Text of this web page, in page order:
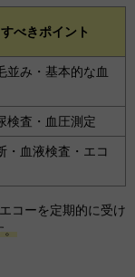
べきポイント
並み・基本的な血
検査・血圧測定
・血液検査・エコ
コーを定期的に受け
。